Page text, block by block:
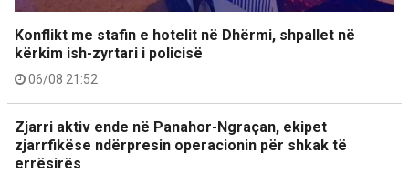
Konflikt me stafin e hotelit në Dhërmi, shpallet në
kërkim ish-zyrtari i policisë
06/08 21:52
Zjarri aktiv ende në Panahor-Ngraçan, ekipet
zjarrfikëse ndërpresin operacionin për shkak të
errësirës